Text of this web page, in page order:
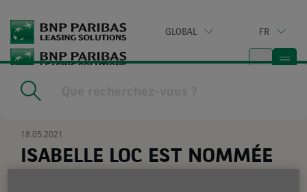
to
main
content
GLOBAL FR
Home
ADMINISTRATRICE DIRECTRICE GÉNÉRALE
18.05.2021
ISABELLE LOC EST NOMMÉE